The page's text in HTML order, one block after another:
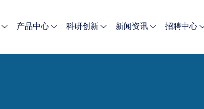
产品中心 科研创新 新闻资讯 招聘中心